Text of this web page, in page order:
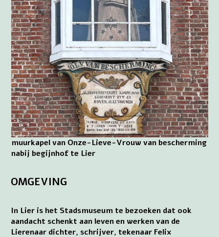
muurkapel van Onze-Lieve-Vrouw van bescherming
nabij begijnhof te Lier
OMGEVING
In Lier is het Stadsmuseum te bezoeken dat ook
aandacht schenkt aan leven en werken van de
Lierenaar dichter, schrijver, tekenaar Felix